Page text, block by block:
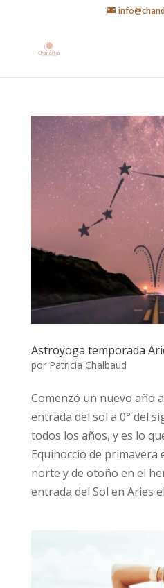
Astroyoga temporada
por Patricia Chalbaud
Comenzó un nuevo año
entrada del sol a 0° del
todos los años, y es lo
Equinoccio de
norte y de otoño en el
entrada del Sol en Aries